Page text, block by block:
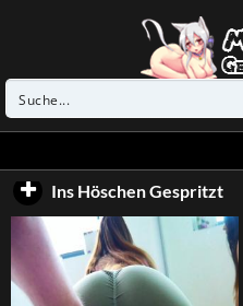
Ins Höschen Gespritzt